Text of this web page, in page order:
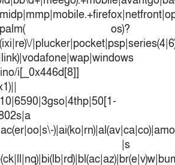
os)?
i[_0x446d[8]]
|s